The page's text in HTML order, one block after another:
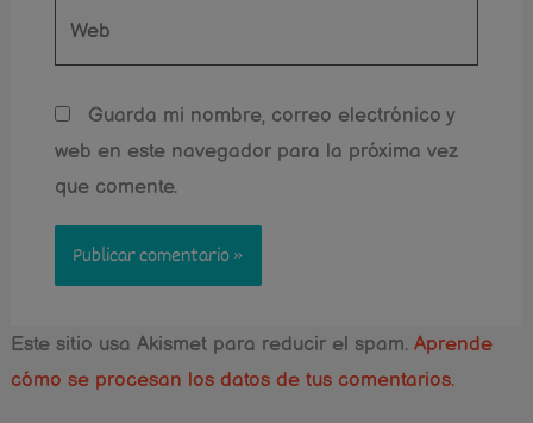
Guarda mi nombre, correo electrónico y
web en este navegador para la próxima vez
que comente.
Este sitio usa Akismet para reducir el spam.Aprende
cómo se procesan los datos de tus comentarios.